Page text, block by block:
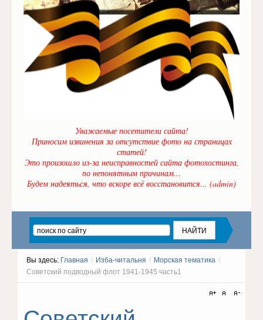
Уважаемые посетители сайта!
Приносим извинения за отсутствие фото на страницах
статей!
Это произошло из-за неисправностей сайта фотохостинга,
по непонятным причинам...
Будем надеяться, что вскоре всё восстановится... (admin)
Вы здесь: Главная / Изба-читальня / Морская тематика /
Советский подводный флот 1941-1945 часть1